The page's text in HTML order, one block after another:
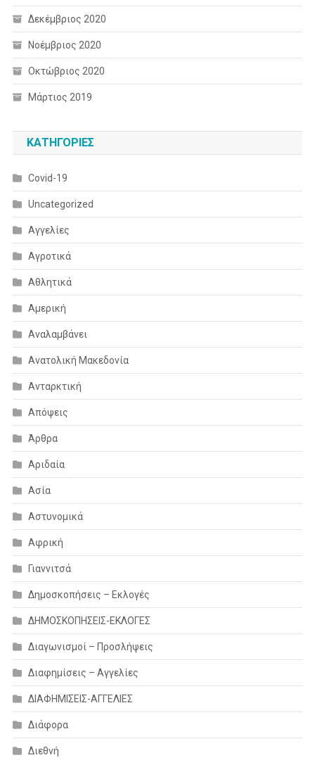
Δεκέμβριος 2020
Νοέμβριος 2020
Οκτώβριος 2020
Μάρτιος 2019
KΑΤΗΓΟΡΊΕΣ
Covid-19
Uncategorized
Αγγελίες
Αγροτικά
Αθλητικά
Αμερική
Αναλαμβάνει
Ανατολική Μακεδονία
Ανταρκτική
Απόψεις
Άρθρα
Αριδαία
Ασία
Αστυνομικά
Αφρική
Γιαννιτσά
Δημοσκοπήσεις – Εκλογές
ΔΗΜΟΣΚΟΠΗΣΕΙΣ-ΕΚΛΟΓΕΣ
Διαγωνισμοί – Προσλήψεις
Διαφημίσεις – Αγγελίες
ΔΙΑΦΗΜΙΣΕΙΣ-ΑΓΓΕΛΙΕΣ
Διάφορα
Διεθνή